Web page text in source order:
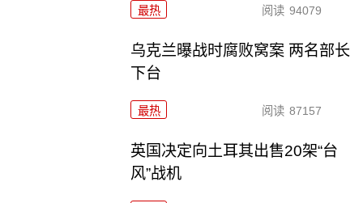
最热 阅读 94079
乌克兰曝战时腐败窝案 两名部长
下台
最热 阅读 87157
英国决定向土耳其出售20架“台
风”战机